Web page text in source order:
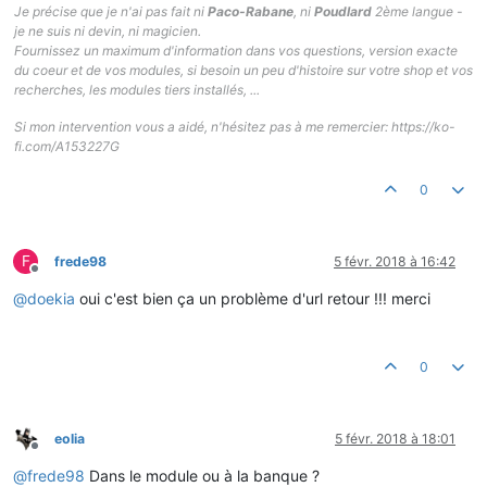
Je précise que je n'ai pas fait ni Paco-Rabane , ni Poudlard 2ème langue -
je ne suis ni devin, ni magicien.
Fournissez un maximum d'information dans vos questions, version exacte
du coeur et de vos modules, si besoin un peu d'histoire sur votre shop et vos
recherches, les modules tiers installés, ...
Si mon intervention vous a aidé, n'hésitez pas à me remercier: https://ko-
fi.com/A153227G
0
F
Hors-ligne
frede98 5 févr. 2018 à 16:42
@doekia oui c'est bien ça un problème d'url retour !!! merci
0
Hors-ligne
eolia 5 févr. 2018 à 18:01
@frede98 Dans le module ou à la banque ?